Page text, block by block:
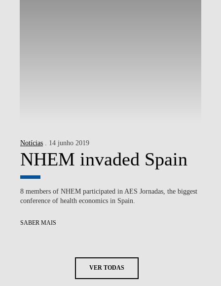
Notícias . 14 junho 2019
NHEM invaded Spain
8 members of NHEM participated in AES Jornadas, the biggest
conference of health economics in Spain.
SABER MAIS
VER TODAS